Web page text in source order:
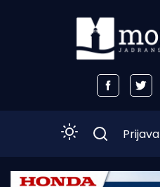
Početna
Prijava